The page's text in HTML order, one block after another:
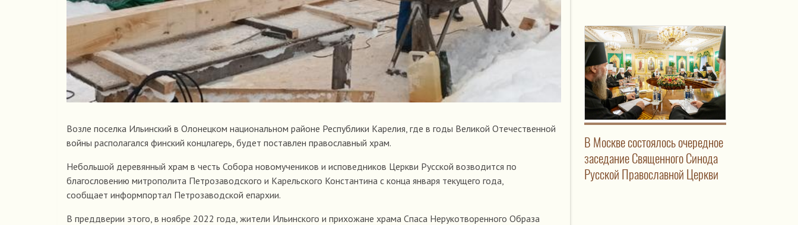
Возле поселка Ильинский в Олонецком национальном районе Республики Карелия, где в годы Великой Отечественной
войны располагался финский концлагерь, будет поставлен православный храм.
Небольшой деревянный храм в честь Собора новомучеников и исповедников Церкви Русской возводится по
благословению митрополита Петрозаводского и Карельского Константина с конца января текущего года,
сообщает информпортал Петрозаводской епархии.
В преддверии этого, в ноябре 2022 года, жители Ильинского и прихожане храма Спаса Нерукотворенного Образа
В Москве состоялось очередное
заседание Священного Синода
Русской Православной Церкви